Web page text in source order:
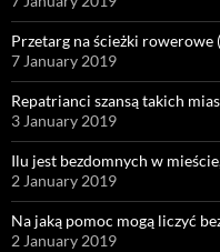
Przetarg na ścieżki
7 January 2019
Repatrianci szansą takich
3 January 2019
Ilu jest bezdomnych w
2 January 2019
Na jaką pomoc mogą liczyć
2 January 2019